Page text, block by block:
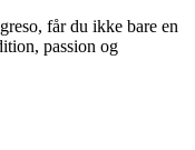
får du ikke bare en
passion og